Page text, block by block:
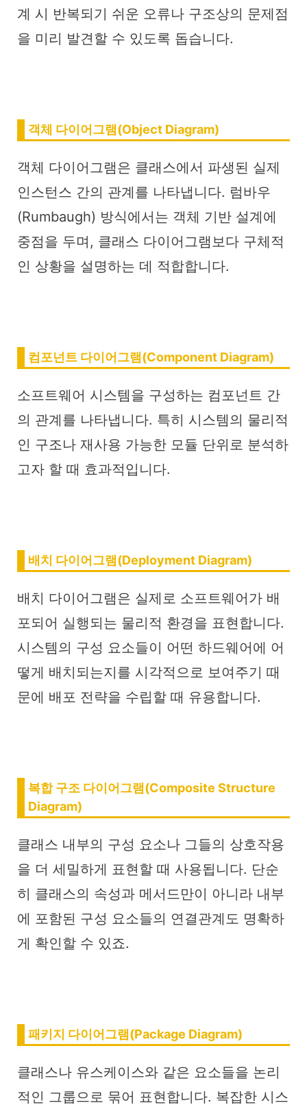
계 시 반복되기 쉬운 오류나 구조상의 문제점
을 미리 발견할 수 있도록 돕습니다.
객체 다이어그램(Object Diagram)
객체 다이어그램은 클래스에서 파생된 실제
인스턴스 간의 관계를 나타냅니다. 럼바우
(Rumbaugh) 방식에서는 객체 기반 설계에
중점을 두며, 클래스 다이어그램보다 구체적
인 상황을 설명하는 데 적합합니다.
컴포넌트 다이어그램(Component Diagram)
소프트웨어 시스템을 구성하는 컴포넌트 간
의 관계를 나타냅니다. 특히 시스템의 물리적
인 구조나 재사용 가능한 모듈 단위로 분석하
고자 할 때 효과적입니다.
배치 다이어그램(Deployment Diagram)
배치 다이어그램은 실제로 소프트웨어가 배
포되어 실행되는 물리적 환경을 표현합니다.
시스템의 구성 요소들이 어떤 하드웨어에 어
떻게 배치되는지를 시각적으로 보여주기 때
문에 배포 전략을 수립할 때 유용합니다.
복합 구조 다이어그램(Composite Structure
Diagram)
클래스 내부의 구성 요소나 그들의 상호작용
을 더 세밀하게 표현할 때 사용됩니다. 단순
히 클래스의 속성과 메서드만이 아니라 내부
에 포함된 구성 요소들의 연결관계도 명확하
게 확인할 수 있죠.
패키지 다이어그램(Package Diagram)
클래스나 유스케이스와 같은 요소들을 논리
적인 그룹으로 묶어 표현합니다. 복잡한 시스